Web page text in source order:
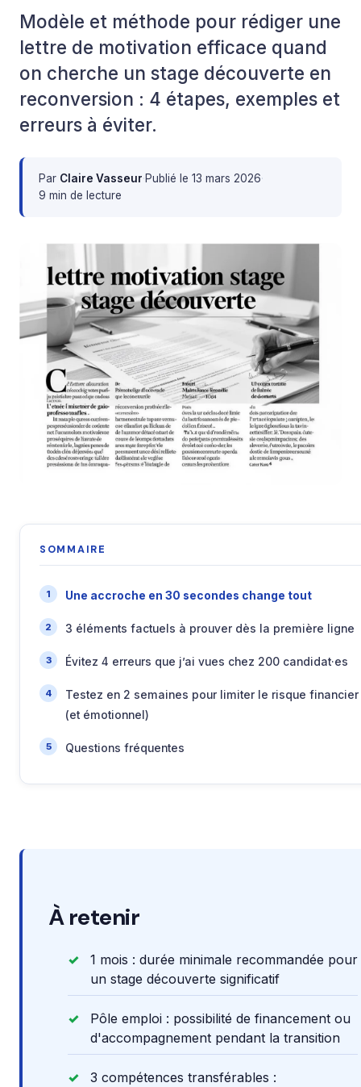
Modèle et méthode pour rédiger une
lettre de motivation efficace quand
on cherche un stage découverte en
reconversion : 4 étapes, exemples et
erreurs à éviter.
Par Claire Vasseur·Publié le 13 mars 2026·
9 min de lecture
SOMMAIRE
Une accroche en 30 secondes change tout
3 éléments factuels à prouver dès la première ligne
Évitez 4 erreurs que j’ai vues chez 200 candidat·es
Testez en 2 semaines pour limiter le risque financier
(et émotionnel)
Questions fréquentes
À retenir
1 mois : durée minimale recommandée pour
un stage découverte significatif
Pôle emploi : possibilité de financement ou
d'accompagnement pendant la transition
3 compétences transférables :